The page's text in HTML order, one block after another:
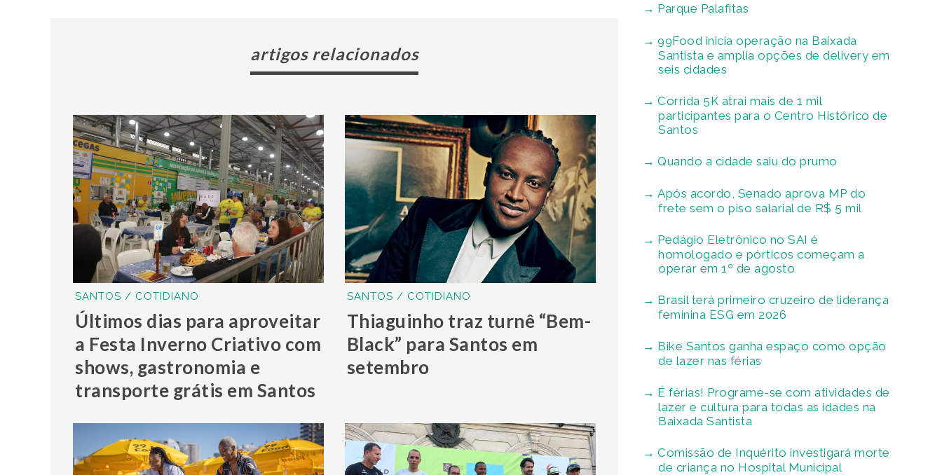
artigos relacionados
SANTOS / COTIDIANO
Últimos dias para aproveitar
a Festa Inverno Criativo com
shows, gastronomia e
transporte grátis em Santos
SANTOS / COTIDIANO
Thiaguinho traz turnê “Bem-
Black” para Santos em
setembro
Parque Palafitas
99Food inicia operação na Baixada
Santista e amplia opções de delivery em
seis cidades
Corrida 5K atrai mais de 1 mil
participantes para o Centro Histórico de
Santos
Quando a cidade saiu do prumo
Após acordo, Senado aprova MP do
frete sem o piso salarial de R$ 5 mil
Pedágio Eletrônico no SAI é
homologado e pórticos começam a
operar em 1º de agosto
Brasil terá primeiro cruzeiro de liderança
feminina ESG em 2026
Bike Santos ganha espaço como opção
de lazer nas férias
É férias! Programe-se com atividades de
lazer e cultura para todas as idades na
Baixada Santista
Comissão de Inquérito investigará morte
de criança no Hospital Municipal